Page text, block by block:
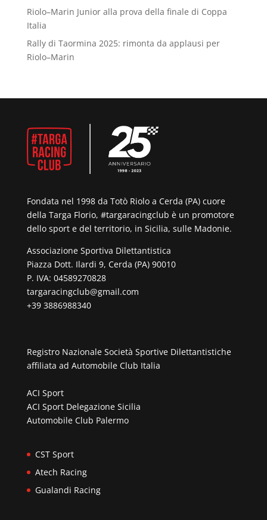
Riolo–Marin Junior alla prova della finale di Coppa
Italia
Rally di Taormina 2025: rimonta da applausi per
Riolo–Marin
Fondata nel 1998 da Totò Riolo a Cerda (PA) cuore
della Targa Florio, #targaracingclub è un promotore
dello sport e del territorio, in Sicilia, sulle Madonie.
Associazione Sportiva Dilettantistica
Piazza Dott. Ilardi 9, Cerda (PA) 90010
P. IVA: 04589270828
targaracingclub@gmail.com
+39 3886988340
Registro Nazionale Società Sportive Dilettantistiche
affiliata ad Automobile Club Italia
ACI Sport
ACI Sport Delegazione Sicilia
Automobile Club Palermo
CST Sport
Atech Racing
Gualandi Racing